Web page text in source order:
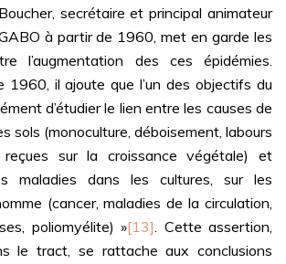
secrétaire et principal animateur
à partir de 1960, met en garde les
l’augmentation des ces épidémies.
1960, il ajoute que l’un des objectifs du
d’étudier le lien entre les causes de
sols (monoculture, déboisement, labours
reçues sur la croissance végétale) et
maladies dans les cultures, sur les
(cancer, maladies de la circulation,
poliomyélite) »[13]. Cette assertion,
le tract, se rattache aux conclusions